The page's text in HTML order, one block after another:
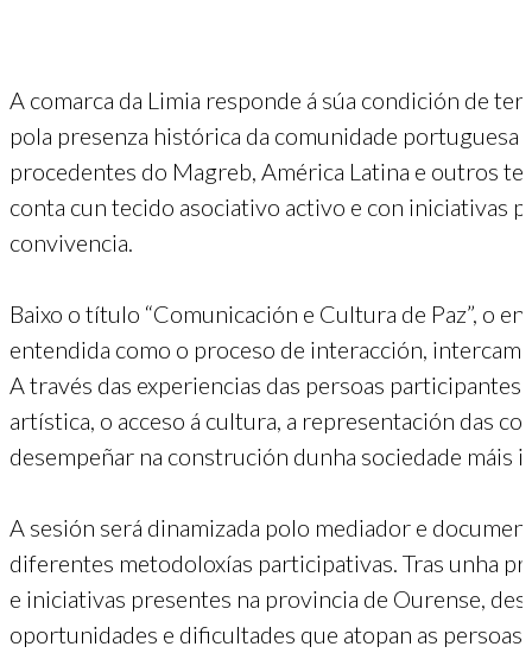
A comarca da Limia responde á súa condición de
pola presenza histórica da comunidade portuguesa
procedentes do Magreb, América Latina e outros
conta cun tecido asociativo activo e con iniciativas
convivencia.
Baixo o título “Comunicación e Cultura de Paz”, o
entendida como o proceso de interacción,
A través das experiencias das persoas
artística, o acceso á cultura, a representación das
desempeñar na construción dunha sociedade máis
A sesión será dinamizada polo mediador e
diferentes metodoloxías participativas. Tras unha
e iniciativas presentes na provincia de Ourense,
oportunidades e dificultades que atopan as